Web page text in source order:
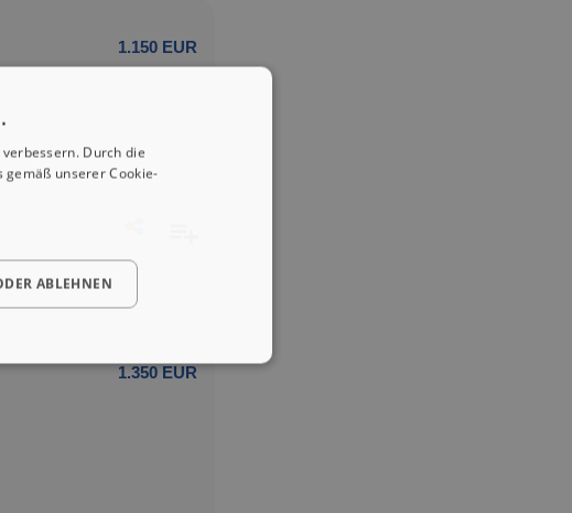
1.150 EUR
1.350 EUR
Durch die
gemäß unserer Cookie-
ABLEHNEN